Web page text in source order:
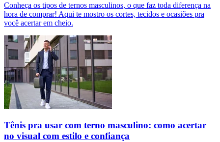
Conheça os tipos de ternos masculinos, o que faz toda diferença na
hora de comprar! Aqui te mostro os cortes, tecidos e ocasiões pra
você acertar em cheio.
Tênis pra usar com terno masculino: como acertar
no visual com estilo e confiança